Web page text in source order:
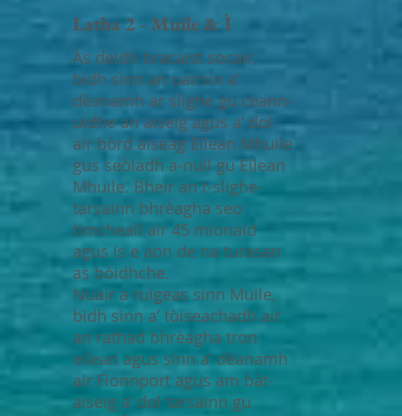
Latha 2 - Muile & Ì
Às deidh bracaist socair,
bidh sinn an uairsin a’
dèanamh ar slighe gu ceann-
uidhe an aiseig agus a’ dol
air bòrd aiseag Eilean Mhuile
gus seòladh a-null gu Eilean
Mhuile. Bheir an t-slighe-
tarsainn bhrèagha seo
timcheall air 45 mionaid
agus is e aon de na turasan
as bòidhche.
Nuair a ruigeas sinn Muile,
bidh sinn a’ tòiseachadh air
an rathad bhrèagha tron
eilean agus sinn a’ dèanamh
air Fionnport agus am bàt-
aiseig a’ dol tarsainn gu